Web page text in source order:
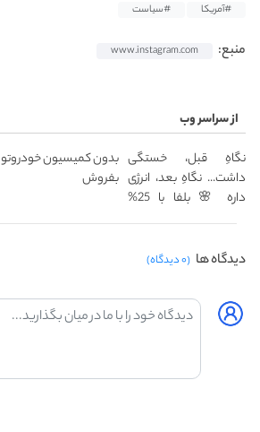
#آمریکا
#سیاست
منبع: www.instagram.com
از سراسر وب
نگاهِ قبل، خستگی
داشت... نگاهِ بعد، انرژی
داره 🌸 بلفا با 25%
تخفیف
بدون کمیسیون خودروتو
بفروش
دیدگاه ها (۰ دیدگاه)